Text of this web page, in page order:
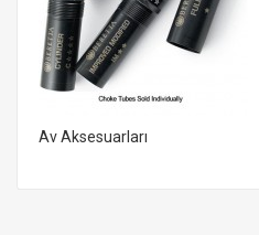
Av Aksesuarları